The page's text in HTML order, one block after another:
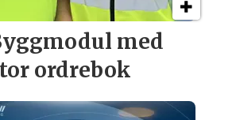
med
ordrebok